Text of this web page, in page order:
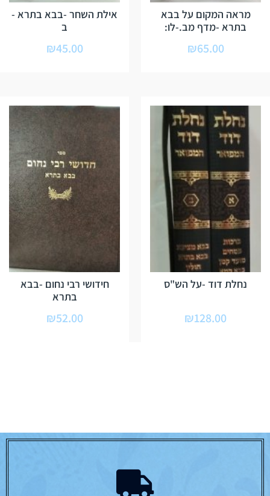
מראה המקום על בבא
בתרא -מדף מב.-לו:
₪65.00
אילת השחר -בבא בתרא -
ב
₪45.00
נחלת דוד -על הש"ס
₪128.00
חידושי רבי נחום -בבא
בתרא
₪52.00